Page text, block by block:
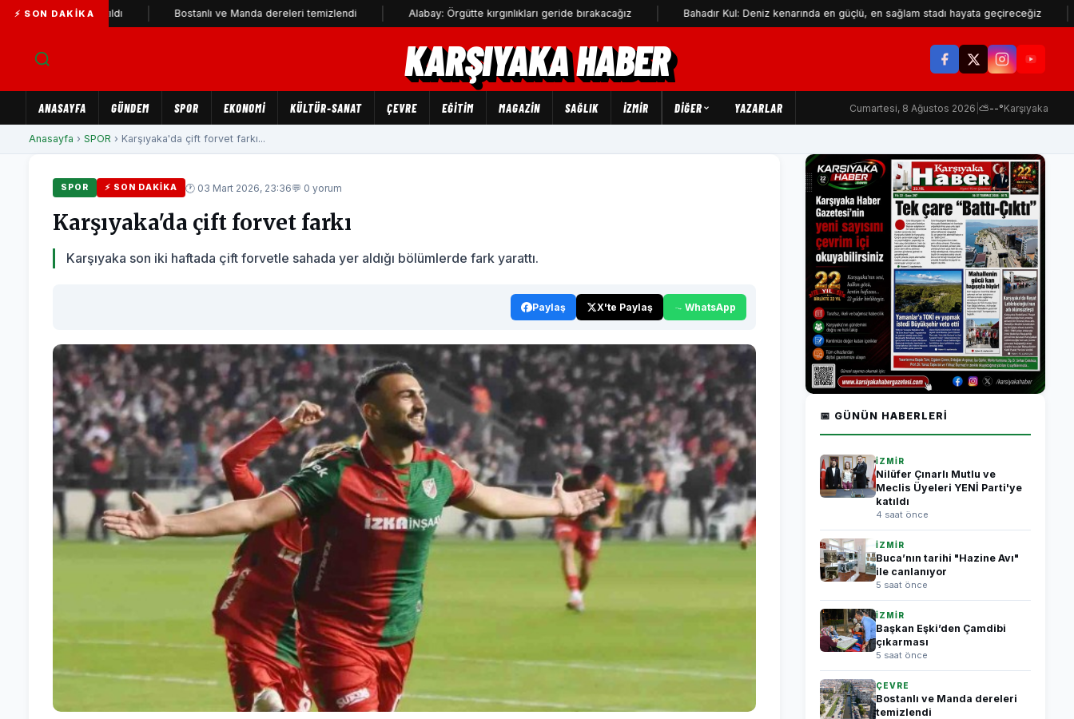
⚡ SON DAKIKA
katıldı Bostanlı ve Manda dereleri temizlendi Alabay: Örgütte kırgınlıkları geride bırakacağız Bahadır Kul: Deniz kenarında en güçlü, en sağlam stadı hayata geçireceğiz
KARŞIYAKA HABER
ANASAYFA GÜNDEM SPOR EKONOMİ KÜLTÜR-SANAT ÇEVRE EĞİTİM MAGAZİN SAĞLIK İZMİR DIĞER YAZARLAR Cumartesi, 8 Ağustos 2026 ⛅--°Karşıyaka
Anasayfa › SPOR › Karşıyaka'da çift forvet farkı...
SPOR ⚡ SON DAKIKA 🕐 03 Mart 2026, 23:36💬 0 yorum
Karşıyaka'da çift forvet farkı
Karşıyaka son iki haftada çift forvetle sahada yer aldığı bölümlerde fark yarattı.
Paylaş X'te Paylaş WhatsApp
📅 GÜNÜN HABERLERI
İZMİR
Nilüfer Çınarlı Mutlu ve
Meclis Üyeleri YENİ Parti'ye
katıldı
4 saat önce
İZMİR
Buca’nın tarihi "Hazine Avı"
ile canlanıyor
5 saat önce
İZMİR
Başkan Eşki’den Çamdibi
çıkarması
5 saat önce
ÇEVRE
Bostanlı ve Manda dereleri
temizlendi